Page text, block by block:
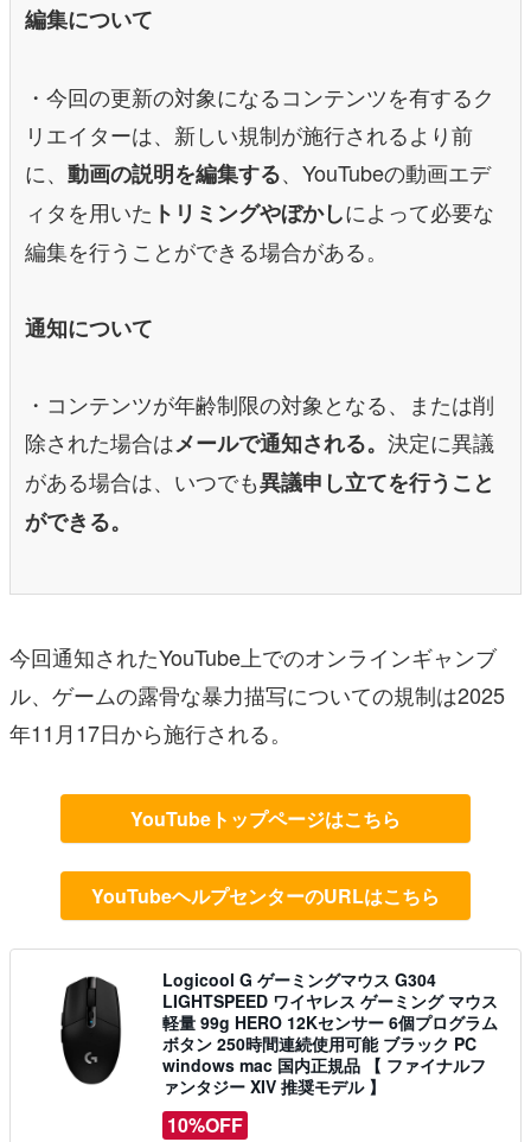
編集について
・今回の更新の対象になるコンテンツを有するク
リエイターは、新しい規制が施行されるより前
に、 動画の説明を編集する、YouTubeの動画エデ
ィタを用いた トリミングやぼかしによって必要な
編集を行うことができる場合がある。
通知について
・コンテンツが年齢制限の対象となる、または削
除された場合はメールで通知される。 決定に異議
がある場合は、いつでも異議申し立てを行うこと
ができる。
今回通知されたYouTube上でのオンラインギャンブ
ル、ゲームの露骨な暴力描写についての規制は2025
年11月17日から施行される。
YouTubeトップページはこちら
YouTubeヘルプセンターのURLはこちら
Logicool G ゲーミングマウス G304
LIGHTSPEED ワイヤレス ゲーミング マウス
軽量 99g HERO 12Kセンサー 6個プログラム
ボタン 250時間連続使用可能 ブラック PC
windows mac 国内正規品 【 ファイナルフ
ァンタジー XIV 推奨モデル 】
10%OFF